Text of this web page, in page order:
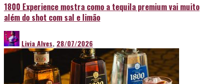
1800 Experience mostra como a tequila premium vai muito
além do shot com sal e limão
Livia Alves, 28/07/2026